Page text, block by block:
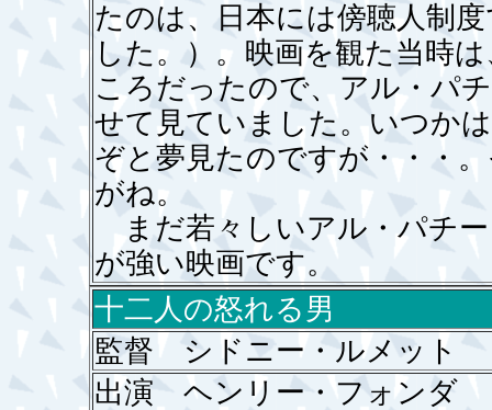
たのは、日本には傍聴人制
した。）。映画を観た当時
ころだったので、アル・パ
せて見ていました。いつか
ぞと夢見たのですが・・・
がね。
まだ若々しいアル・パチ
が強い映画です。
十二人の怒れる男
監督 シドニー・ルメット
出演 ヘンリー・フォンダ